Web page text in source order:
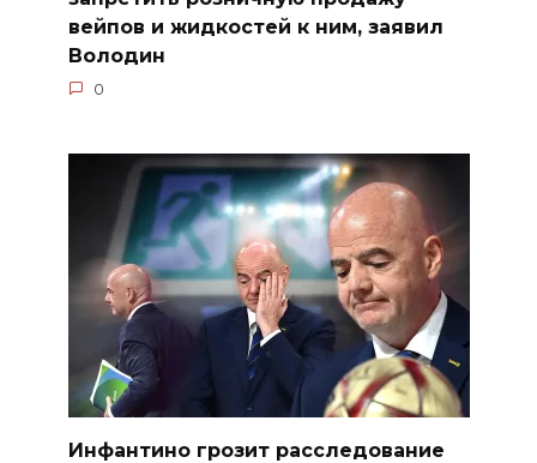
вейпов и жидкостей к ним, заявил
Володин
0
Инфантино грозит расследование